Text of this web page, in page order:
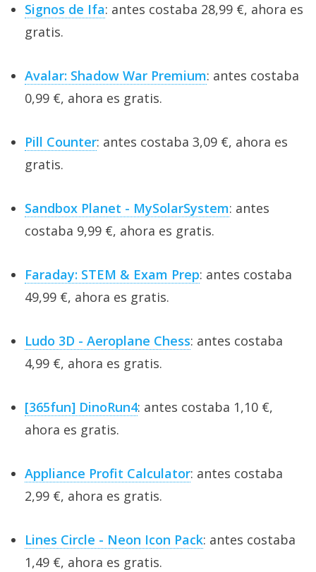
Signos de Ifa: antes costaba 28,99 €, ahora es
gratis.
Avalar: Shadow War Premium: antes costaba
0,99 €, ahora es gratis.
Pill Counter: antes costaba 3,09 €, ahora es
gratis.
Sandbox Planet - MySolarSystem: antes
costaba 9,99 €, ahora es gratis.
Faraday: STEM & Exam Prep: antes costaba
49,99 €, ahora es gratis.
Ludo 3D - Aeroplane Chess: antes costaba
4,99 €, ahora es gratis.
[365fun] DinoRun4: antes costaba 1,10 €,
ahora es gratis.
Appliance Profit Calculator: antes costaba
2,99 €, ahora es gratis.
Lines Circle - Neon Icon Pack: antes costaba
1,49 €, ahora es gratis.